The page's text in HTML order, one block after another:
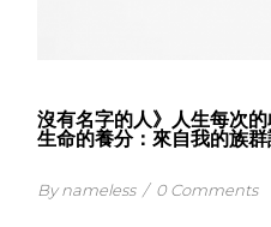
沒有名字的人》人生每次
生命的養分：來自我的族
By nameless / 0 Comments